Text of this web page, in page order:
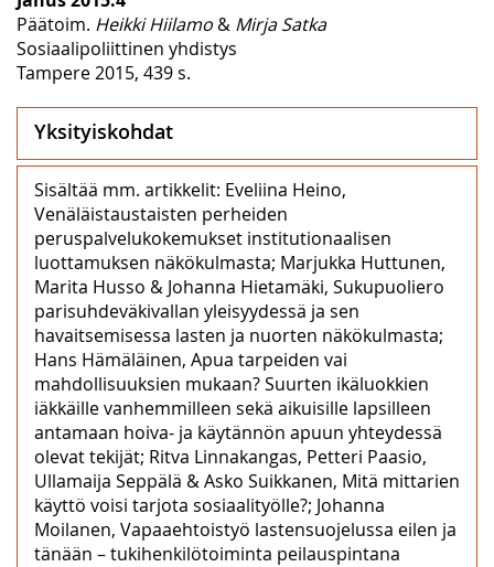
Päätoim. Heikki Hiilamo & Mirja Satka
Sosiaalipoliittinen yhdistys
Tampere 2015, 439 s.
Yksityiskohdat
Sisältää mm. artikkelit: Eveliina Heino,
Venäläistaustaisten perheiden
peruspalvelukokemukset institutionaalisen
luottamuksen näkökulmasta; Marjukka Huttunen,
Marita Husso & Johanna Hietamäki, Sukupuoliero
parisuhdeväkivallan yleisyydessä ja sen
havaitsemisessa lasten ja nuorten näkökulmasta;
Hans Hämäläinen, Apua tarpeiden vai
mahdollisuuksien mukaan? Suurten ikäluokkien
iäkkäille vanhemmilleen sekä aikuisille lapsilleen
antamaan hoiva- ja käytännön apuun yhteydessä
olevat tekijät; Ritva Linnakangas, Petteri Paasio,
Ullamaija Seppälä & Asko Suikkanen, Mitä mittarien
käyttö voisi tarjota sosiaalityölle?; Johanna
Moilanen, Vapaaehtoistyö lastensuojelussa eilen ja
tänään – tukihenkilötoiminta peilauspintana